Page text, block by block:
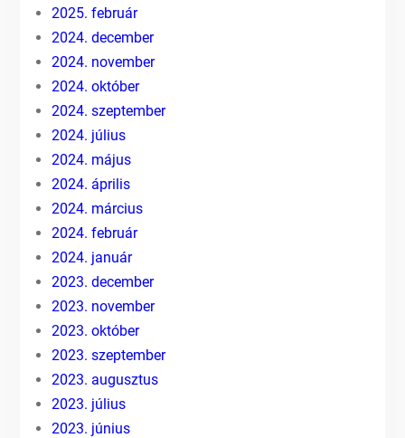
2025. február
2024. december
2024. november
2024. október
2024. szeptember
2024. július
2024. május
2024. április
2024. március
2024. február
2024. január
2023. december
2023. november
2023. október
2023. szeptember
2023. augusztus
2023. július
2023. június